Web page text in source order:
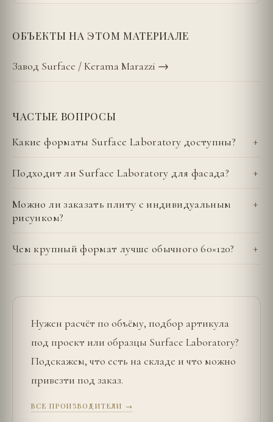
ОБЪЕКТЫ НА ЭТОМ МАТЕРИАЛЕ
Завод Surface / Kerama Marazzi →
ЧАСТЫЕ ВОПРОСЫ
Какие форматы Surface Laboratory доступны?
Подходит ли Surface Laboratory для фасада?
Можно ли заказать плиту с индивидуальным
рисунком?
Чем крупный формат лучше обычного 60×120?
Нужен расчёт по объёму, подбор артикула
под проект или образцы Surface Laboratory?
Подскажем, что есть на складе и что можно
привезти под заказ.
ВСЕ ПРОИЗВОДИТЕЛИ →